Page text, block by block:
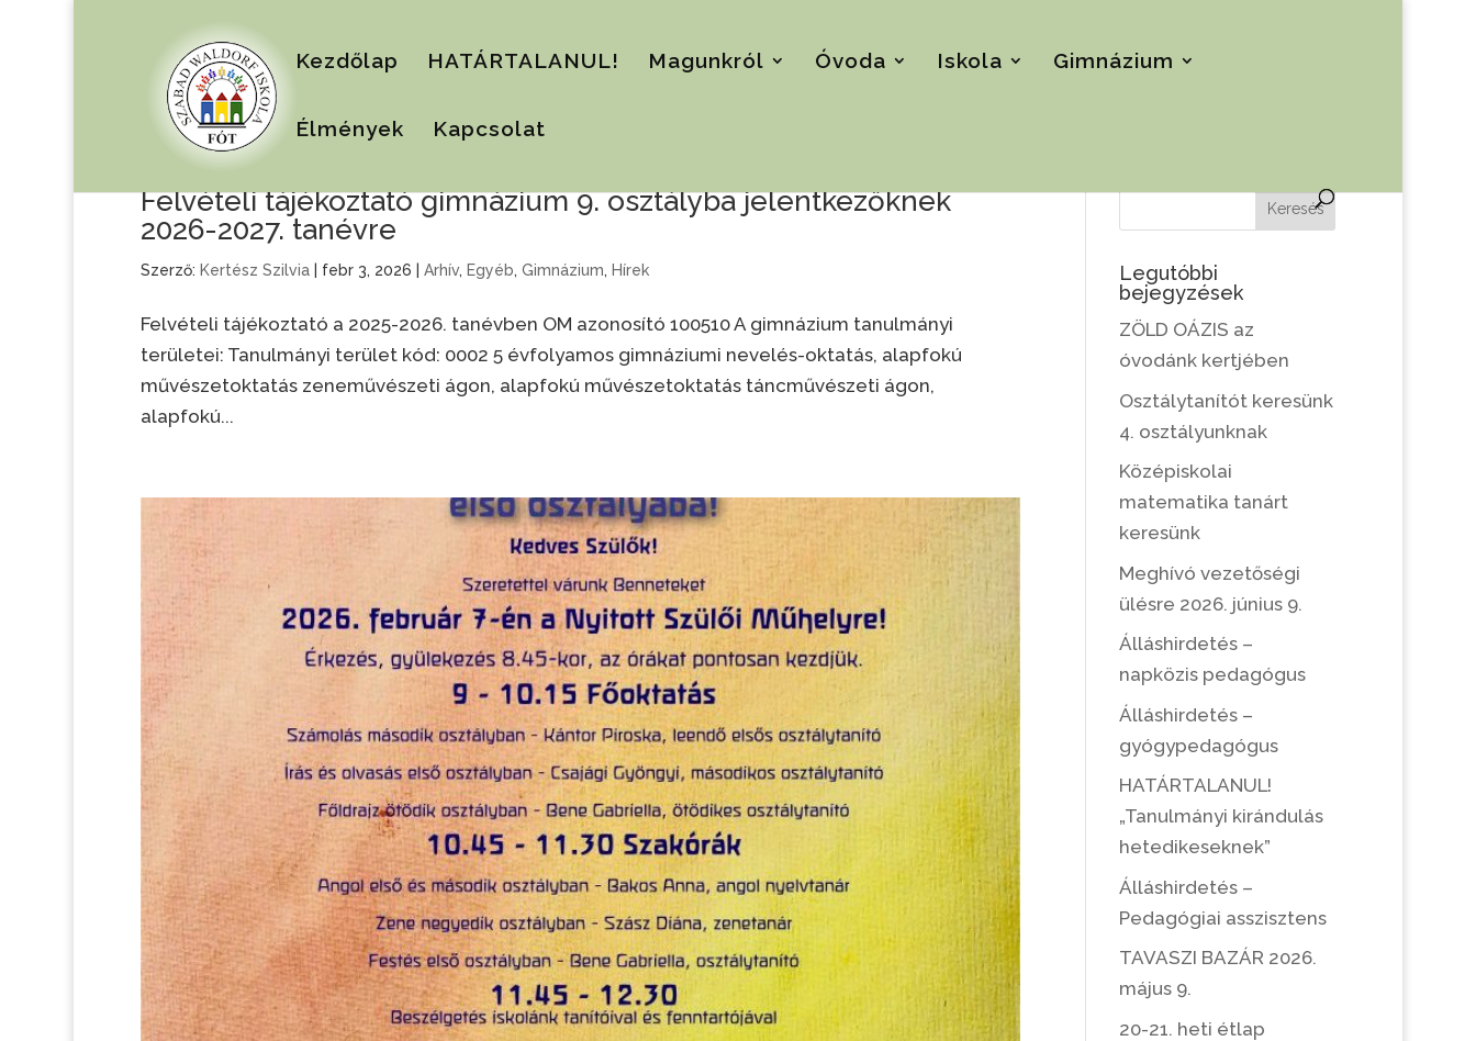
Kezdőlap HATÁRTALANUL! Magunkról Óvoda Iskola Gimnázium
Élmények Kapcsolat
Felvételi tájékoztató gimnázium 9. osztályba jelentkezőknek
2026-2027. tanévre
Szerző: Kertész Szilvia| febr 3, 2026 Arhív, Egyéb, Gimnázium, Hírek
Felvételi tájékoztató a 2025-2026. tanévben OM azonosító 100510 A gimnázium tanulmányi
területei: Tanulmányi terület kód: 0002 5 évfolyamos gimnáziumi nevelés-oktatás, alapfokú
művészetoktatás zeneművészeti ágon, alapfokú művészetoktatás táncművészeti ágon,
alapfokú...
Keresés
Legutóbbi
bejegyzések
ZÖLD OÁZIS az
óvodánk kertjében
Osztálytanítót keresünk
4. osztályunknak
Középiskolai
matematika tanárt
keresünk
Meghívó vezetőségi
ülésre 2026. június 9.
Álláshirdetés –
napközis pedagógus
Álláshirdetés –
gyógypedagógus
HATÁRTALANUL!
„Tanulmányi kirándulás
hetedikeseknek”
Álláshirdetés –
Pedagógiai asszisztens
TAVASZI BAZÁR 2026.
május 9.
20-21. heti étlap